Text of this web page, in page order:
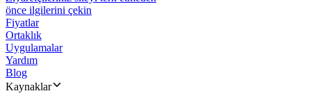
önce ilgilerini çekin
Fiyatlar
Ortaklık
Uygulamalar
Yardım
Blog
Kaynaklar